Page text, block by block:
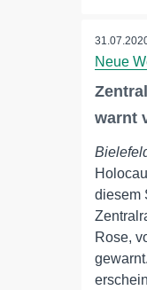
Neue
warnt
diesem
Rose,